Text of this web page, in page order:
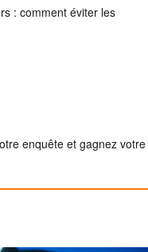
: comment éviter les
enquête et gagnez votre